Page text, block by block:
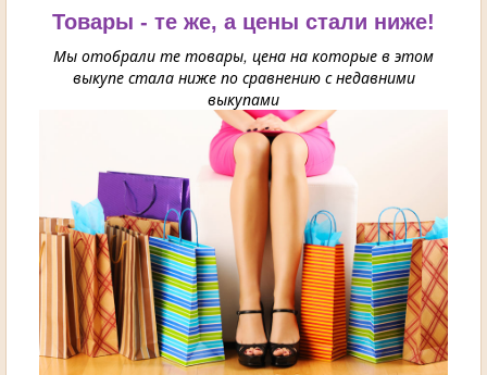
Товары - те же, а цены стали ниже!
Мы отобрали те товары, цена на которые в этом
выкупе стала ниже по сравнению с недавними
выкупами